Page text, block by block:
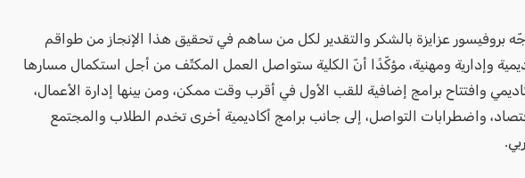
بروفيسور عزايزة بالشكر والتقدير لكل من ساهم في تحقيق هذا الإنجاز من طواقم
وإدارية ومهنية، مؤكّدًا أنّ الكلية ستواصل العمل المكثّف من أجل استكمال مسارها
وافتتاح برامج إضافية للقب الأول في أقرب وقت ممكن، ومن بينها إدارة الأعمال،
واضطرابات التواصل، إلى جانب برامج أكاديمية أخرى تخدم الطلاب والمجتمع